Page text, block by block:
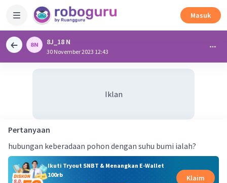
Masuk
8J_18 N
30 November 2023 12:43
Iklan
Pertanyaan
hubungan keberadaan pohon dengan suhu bumi ialah?
Ikuti Tryout SNBT & Menangkan E-Wallet
100rb
Klaim